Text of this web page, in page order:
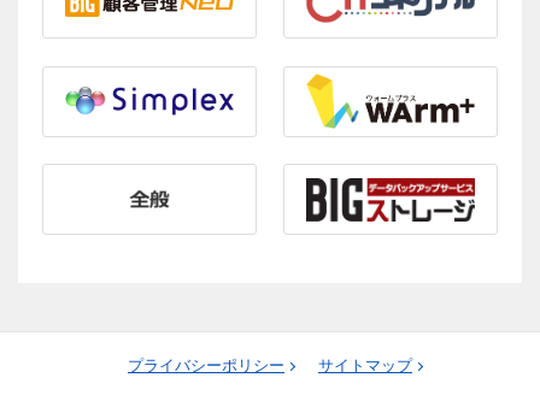
プライバシーポリシー サイトマップ